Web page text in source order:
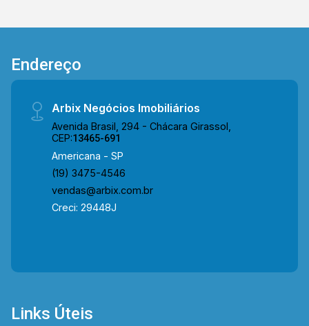
Endereço
Arbix Negócios Imobiliários
Avenida Brasil, 294 - Chácara Girassol,
CEP:13465-691
Americana - SP
(19) 3475-4546
vendas@arbix.com.br
Creci: 29448J
Links Úteis